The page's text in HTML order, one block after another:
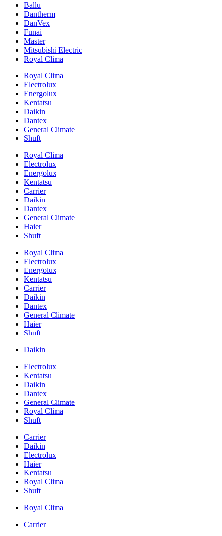
Ballu
Dantherm
DanVex
Funai
Master
Mitsubishi Electric
Royal Clima
Royal Clima
Electrolux
Energolux
Kentatsu
Daikin
Dantex
General Climate
Shuft
Royal Clima
Electrolux
Energolux
Kentatsu
Carrier
Daikin
Dantex
General Climate
Haier
Shuft
Royal Clima
Electrolux
Energolux
Kentatsu
Carrier
Daikin
Dantex
General Climate
Haier
Shuft
Daikin
Electrolux
Kentatsu
Daikin
Dantex
General Climate
Royal Clima
Shuft
Carrier
Daikin
Electrolux
Haier
Kentatsu
Royal Clima
Shuft
Royal Clima
Carrier